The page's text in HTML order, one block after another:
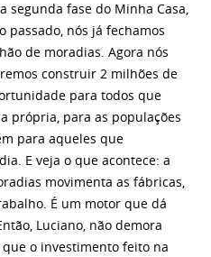
segunda fase do Minha Casa,
passado, nós já fechamos
de moradias. Agora nós
construir 2 milhões de
para todos que
própria, para as populações
para aqueles que
E veja o que acontece: a
movimenta as fábricas,
É um motor que dá
Luciano, não demora
o investimento feito na